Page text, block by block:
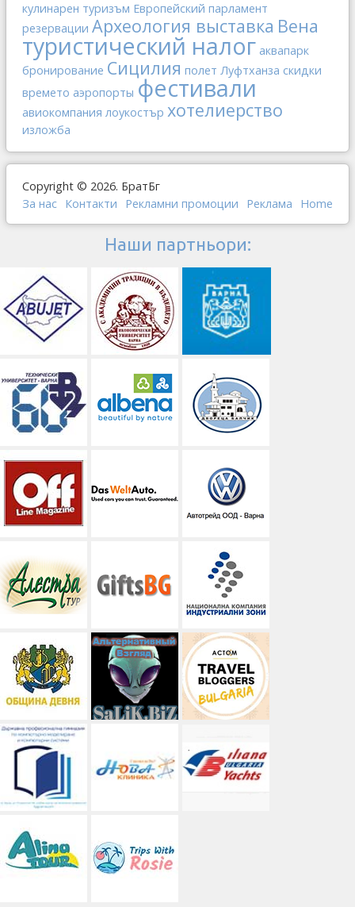
кулинарен туризъм Европейский парламент
резервации Археология выставка Вена
туристический налог аквапарк
бронирование Сицилия полет Луфтханза скидки
времето аэропорты фестивали
авиокомпания лоукостър хотелиерство
изложба
Copyright © 2026. БратБг
За нас Контакти Рекламни промоции Реклама Home
Наши партньори: